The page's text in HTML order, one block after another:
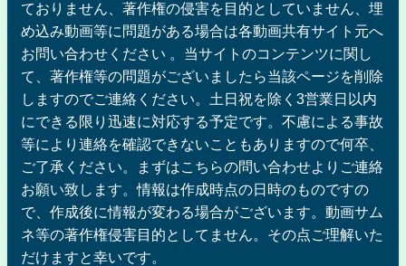
ておりません、著作権の侵害を目的としていません、埋
め込み動画等に問題がある場合は各動画共有サイト元へ
お問い合わせください 。当サイトのコンテンツに関し
て、著作権等の問題がございましたら当該ページを削除
しますのでご連絡ください。土日祝を除く3営業日以内
にできる限り迅速に対応する予定です。不慮による事故
等により連絡を確認できないこともありますので何卒、
ご了承ください。まずはこちらの問い合わせよりご連絡
お願い致します。情報は作成時点の日時のものですの
で、作成後に情報が変わる場合がございます。動画サム
ネ等の著作権侵害目的としてません。その点ご理解いた
だけますと幸いです。